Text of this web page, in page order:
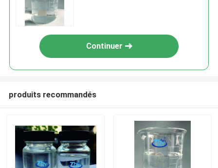
Continuer
produits recommandés